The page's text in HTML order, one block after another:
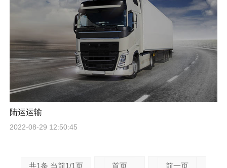
陆运运输
2022-08-29 12:50:45
共1条 当前1/1页 首页 前一页